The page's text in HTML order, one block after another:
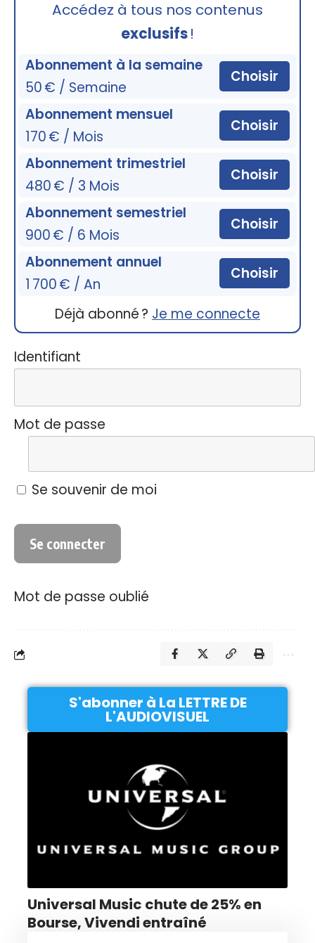
Accédez à tous nos contenus
exclusifs!
Abonnement à la semaine
50 € / Semaine
Choisir
Abonnement mensuel
170 € / Mois
Choisir
Abonnement trimestriel
480 € / 3 Mois
Choisir
Abonnement semestriel
900 € / 6 Mois
Choisir
Abonnement annuel
1 700 € / An
Choisir
Déjà abonné ? Je me connecte
Identifiant
Mot de passe
Se souvenir de moi
Mot de passe oublié
S'abonner à La LETTRE DE
L'AUDIOVISUEL
Universal Music chute de 25% en
Bourse, Vivendi entraîné